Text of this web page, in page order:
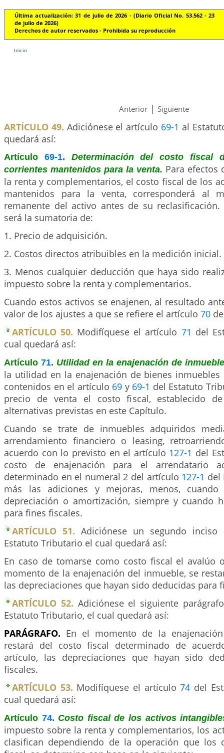
Última actualización: 31 de julio de 2026 - (Diario Oficial No. 53.562 - 23
de julio de 2026)
Derechos de autor reservados - Prohibida su reproducción
Inicio
Anterior | Siguiente
ARTÍCULO 49. Adiciónese el artículo 69-1 al
quedará así:
Artículo 69-1. Determinación del costo fiscal
corrientes mantenidos para la venta. Para efectos
la renta y complementarios, el costo fiscal de los
mantenidos para la venta, corresponderá al
remanente del activo antes de su
será la sumatoria de:
1. Precio de adquisición.
2. Costos directos atribuibles en la medición inicial.
3. Menos cualquier deducción que haya sido
impuesto sobre la renta y complementarios.
Cuando estos activos se enajenen, al resultado
valor de los ajustes a que se refiere el artículo 70
ARTÍCULO 50. Modifíquese el artículo 71 del
cual quedará así:
Artículo 71. Utilidad en la enajenación de
la utilidad en la enajenación de bienes inmuebles
contenidos en el artículo 69 y 69-1 del Estatuto
precio de venta el costo fiscal, establecido
alternativas previstas en este Capítulo.
Cuando se trate de inmuebles adquiridos
arrendamiento financiero o leasing,
acuerdo con lo previsto en el artículo 127-1 del
costo de enajenación para el arrendatario
determinado en el numeral 2 del artículo 127-1 del
más las adiciones y mejoras, menos,
depreciación o amortización, siempre y cuando
para fines fiscales.
ARTÍCULO 51. Adiciónese un segundo
Estatuto Tributario el cual quedará así:
En caso de tomarse como costo fiscal el avalúo
momento de la enajenación del inmueble, se
las depreciaciones que hayan sido deducidas para
ARTÍCULO 52. Adiciónese el siguiente
Estatuto Tributario, el cual quedará así:
PARÁGRAFO. En el momento de la
restará del costo fiscal determinado de
artículo, las depreciaciones que hayan sido
fiscales.
ARTÍCULO 53. Modifíquese el artículo74 del
cual quedará así:
Artículo 74. Costo fiscal de los activos
impuesto sobre la renta y complementarios, los
clasifican dependiendo de la operación que los